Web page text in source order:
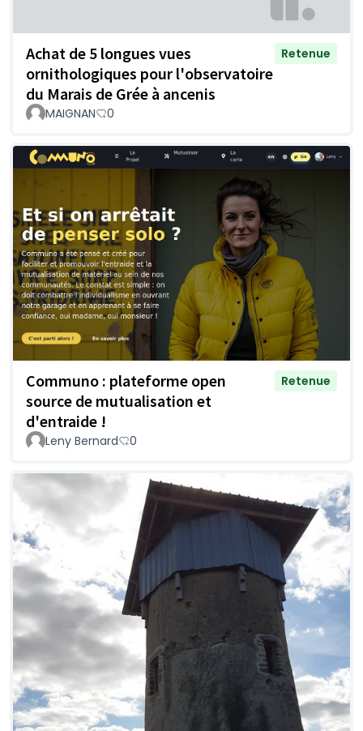
Achat de 5 longues vues
ornithologiques pour l'observatoire
du Marais de Grée à ancenis
Retenue
MAIGNAN 0
Communo : plateforme open
source de mutualisation et
d'entraide !
Retenue
Leny Bernard 0